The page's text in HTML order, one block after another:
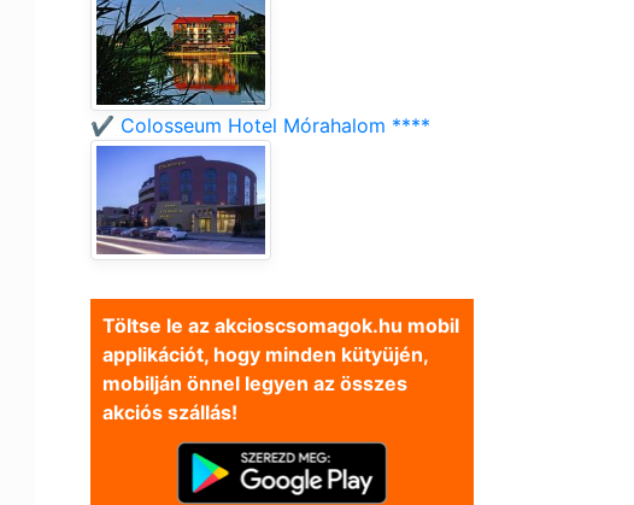
✔️ Colosseum Hotel Mórahalom ****
Töltse le az akcioscsomagok.hu mobil
applikációt, hogy minden kütyüjén,
mobilján önnel legyen az összes
akciós szállás!